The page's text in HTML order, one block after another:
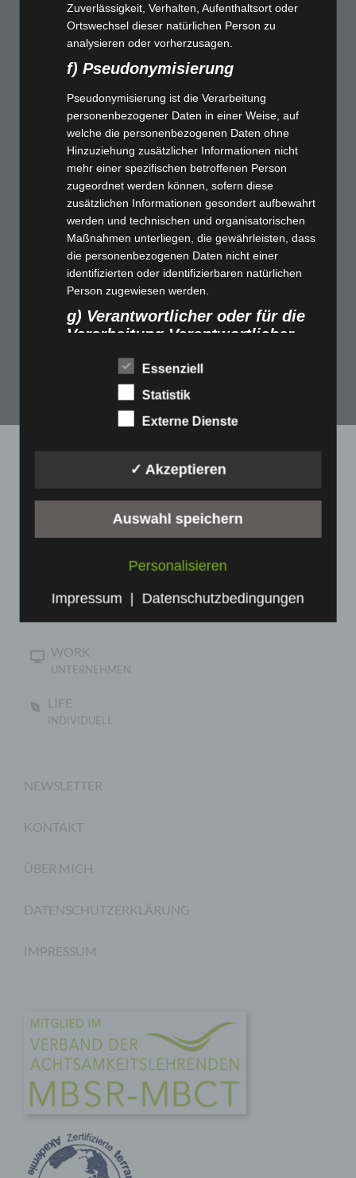
25%
SPECIAL OFFER
Take some time. Treat
yourself. You deserve it.
Book a treatment this month and receive a 25% on
all further treatments.
BOOK NOW
WORK
UNTERNEHMEN
LIFE
INDIVIDUELL
NEWSLETTER
KONTAKT
ÜBER MICH
DATENSCHUTZERKLÄRUNG
IMPRESSUM
Zuverlässigkeit, Verhalten, Aufenthaltsort oder
Ortswechsel dieser natürlichen Person zu
analysieren oder vorherzusagen.
f) Pseudonymisierung
Pseudonymisierung ist die Verarbeitung
personenbezogener Daten in einer Weise, auf
welche die personenbezogenen Daten ohne
Hinzuziehung zusätzlicher Informationen nicht
mehr einer spezifischen betroffenen Person
zugeordnet werden können, sofern diese
zusätzlichen Informationen gesondert aufbewahrt
werden und technischen und organisatorischen
Maßnahmen unterliegen, die gewährleisten, dass
die personenbezogenen Daten nicht einer
identifizierten oder identifizierbaren natürlichen
Person zugewiesen werden.
g) Verantwortlicher oder für die
Verarbeitung Verantwortlicher
Verantwortlicher oder für die Verarbeitung
Verantwortlicher ist die natürliche oder juristische
Person, Behörde, Einrichtung oder andere Stelle,
die allein oder gemeinsam mit anderen über die
Zwecke und Mittel dieser Verarbeitung durch das
vorgegeben, so kann der Verantwortliche
beziehungsweise können die bestimmten Kriterien
seiner Benennung nach dem Unionsrecht oder
h) Auftragsverarbeiter
juristische Person, Behörde, Einrichtung oder
andere Stelle, die personenbezogene Daten im
i) Empfänger
unabhängig davon, ob es sich bei ihr um einen
Rahmen eines bestimmten
möglicherweise personenbezogene Daten
j) Dritter
Dritter ist eine natürliche oder juristische Person,
der unmittelbaren Verantwortung des
Verantwortlichen oder des Auftragsverarbeiters
befugt sind, die personenbezogenen Daten zu
verarbeiten.
k) Einwilligung
freiwillig für den bestimmten Fall in informierter
Weise und unmissverständlich abgegebene
Essenziell
Statistik
Externe Dienste
✓ Akzeptieren
Auswahl speichern
Personalisieren
Impressum Datenschutzbedingungen